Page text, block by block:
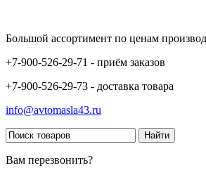
Большой ассортимент по ценам
+7-900-526-29-71 - приём заказов
+7-900-526-29-73 - доставка товара
info@avtomasla43.ru
Вам перезвонить?